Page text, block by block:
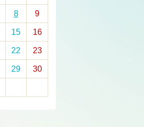
8 9
15 16
22 23
29 30